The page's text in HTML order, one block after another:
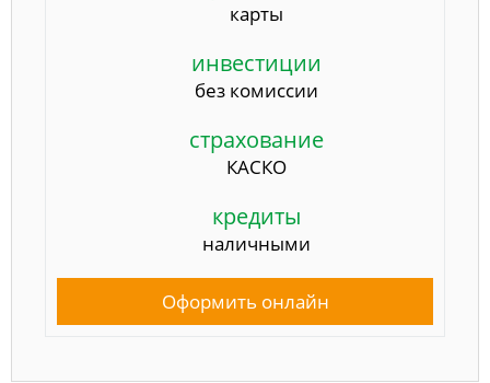
карты
инвестиции
без комиссии
страхование
КАСКО
кредиты
наличными
Оформить онлайн